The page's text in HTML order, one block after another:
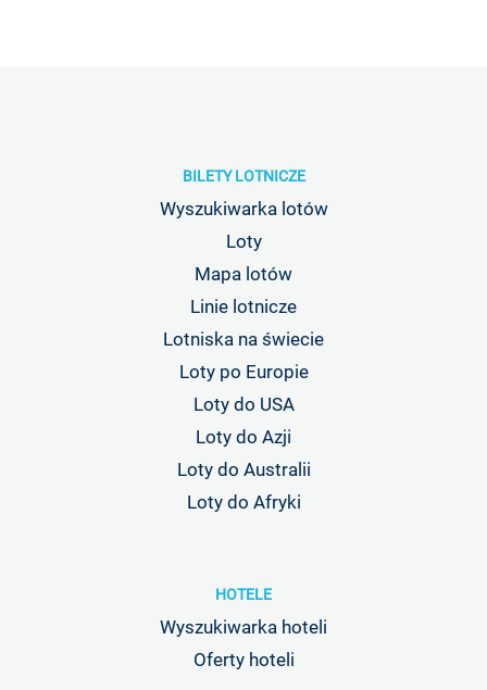
BILETY LOTNICZE
Wyszukiwarka lotów
Loty
Mapa lotów
Linie lotnicze
Lotniska na świecie
Loty po Europie
Loty do USA
Loty do Azji
Loty do Australii
Loty do Afryki
HOTELE
Wyszukiwarka hoteli
Oferty hoteli